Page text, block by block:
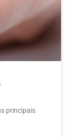
principais